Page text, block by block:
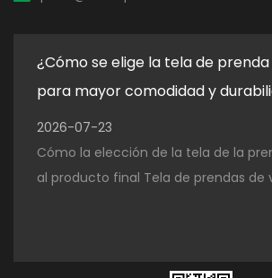
¿Cómo se elige la tela de
para mayor comodidad y
2026-07-23
Cómo la elección de la tela de la
al producto final Tela de prendas